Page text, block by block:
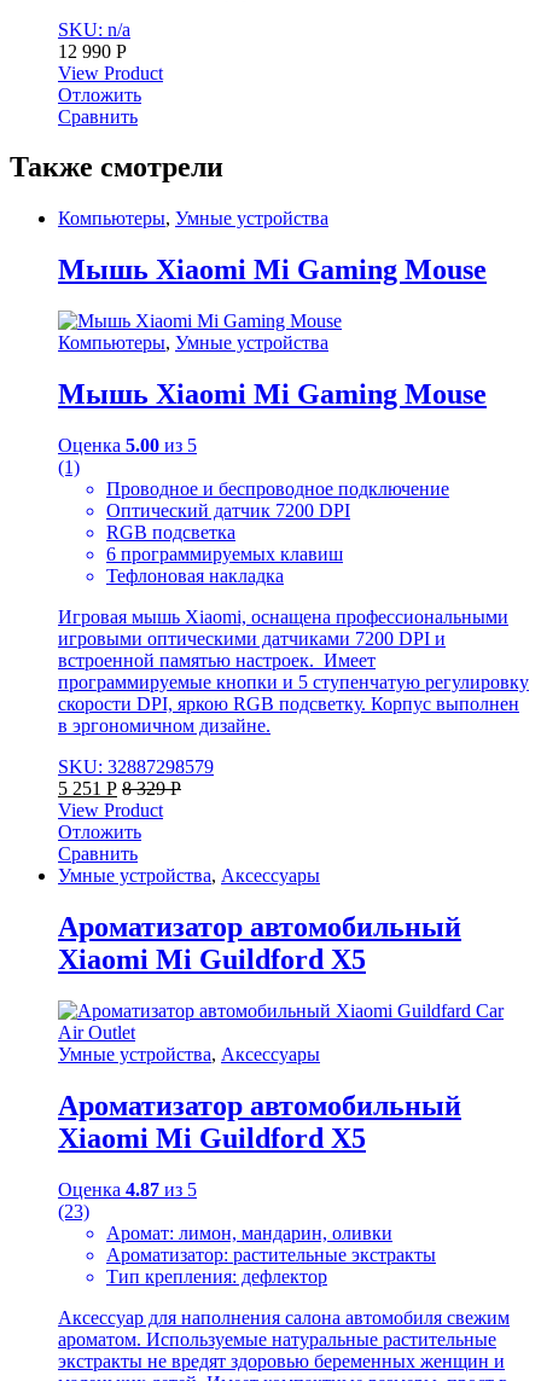
SKU: n/a
12 990 Р
View Product
Отложить
Сравнить
Также смотрели
Компьютеры, Умные устройства
Мышь Xiaomi Mi Gaming Mouse
Компьютеры, Умные устройства
Мышь Xiaomi Mi Gaming Mouse
Оценка 5.00 из 5
(1)
Проводное и беспроводное подключение
Оптический датчик 7200 DPI
RGB подсветка
6 программируемых клавиш
Тефлоновая накладка
Игровая мышь Xiaomi, оснащена профессиональными
игровыми оптическими датчиками 7200 DPI и
встроенной памятью настроек. Имеет
программируемые кнопки и 5 ступенчатую регулировку
скорости DPI, яркою RGB подсветку. Корпус выполнен
в эргономичном дизайне.
SKU: 32887298579
5 251 Р 8 329Р
View Product
Отложить
Сравнить
Умные устройства, Аксессуары
Ароматизатор автомобильный
Xiaomi Mi Guildford X5
Умные устройства, Аксессуары
Ароматизатор автомобильный
Xiaomi Mi Guildford X5
Оценка 4.87 из 5
(23)
Аромат: лимон, мандарин, оливки
Ароматизатор: растительные экстракты
Тип крепления: дефлектор
Аксессуар для наполнения салона автомобиля свежим
ароматом. Используемые натуральные растительные
экстракты не вредят здоровью беременных женщин и